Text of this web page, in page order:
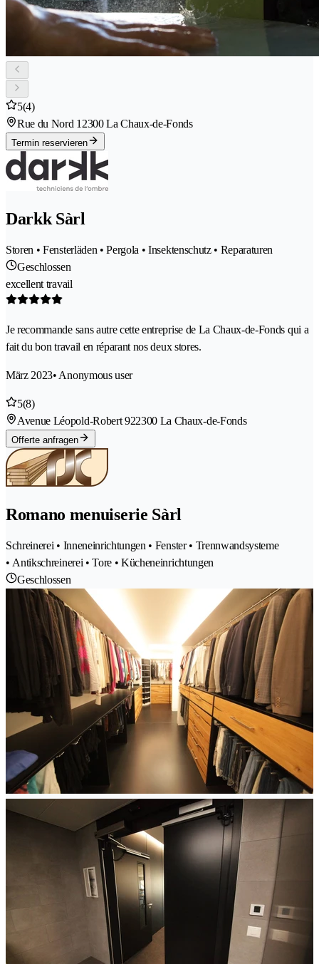
5(4)
Rue du Nord 1 2300 La Chaux-de-Fonds
Termin reservieren
Darkk Sàrl
Storen • Fensterläden • Pergola • Insektenschutz • Reparaturen
Geschlossen
excellent travail
Je recommande sans autre cette entreprise de La Chaux-de-Fonds qui a
fait du bon travail en réparant nos deux stores.
März 2023• Anonymous user
5(8)
Avenue Léopold-Robert 922300 La Chaux-de-Fonds
Offerte anfragen
Romano menuiserie Sàrl
Schreinerei • Inneneinrichtungen • Fenster • Trennwandsysteme
• Antikschreinerei • Tore • Kücheneinrichtungen
Geschlossen